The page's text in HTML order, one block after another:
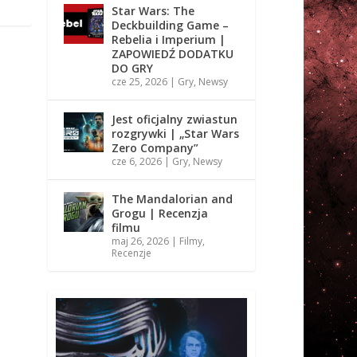
Star Wars: The
Deckbuilding Game –
Rebelia i Imperium |
ZAPOWIEDŹ DODATKU
DO GRY
cze 25, 2026 | Gry, Newsy
Jest oficjalny zwiastun
rozgrywki | „Star Wars
Zero Company”
cze 6, 2026 | Gry, Newsy
The Mandalorian and
Grogu | Recenzja
filmu
maj 26, 2026 | Filmy,
Recenzje